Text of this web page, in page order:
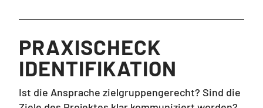
PRAXISCHECK
IDENTIFIKATION
Ist die Ansprache zielgruppengerecht? Sind die